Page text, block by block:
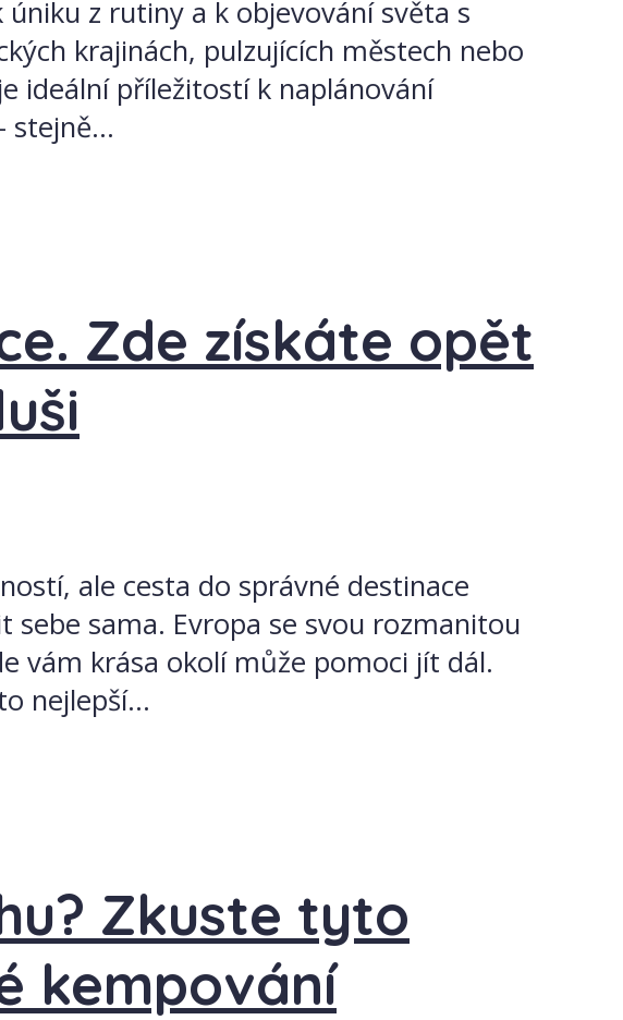
z rutiny a k objevování světa s
krajinách, pulzujících městech nebo
ideální příležitostí k naplánování
stejně...
Zde získáte opět
ale cesta do správné destinace
sama. Evropa se svou rozmanitou
vám krása okolí může pomoci jít dál.
nejlepší...
Zkuste tyto
kempování